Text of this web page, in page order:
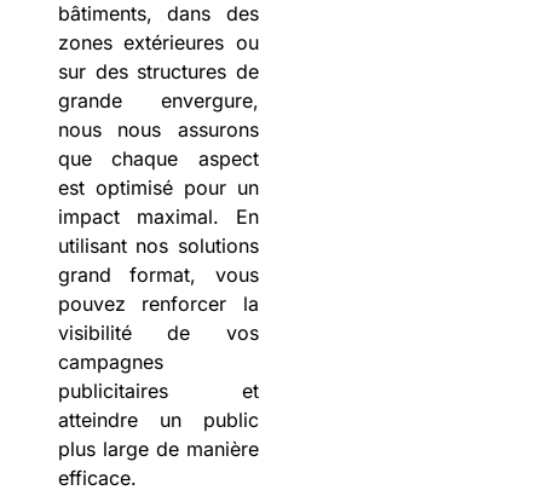
bâtiments, dans des
zones extérieures ou
sur des structures de
grande envergure,
nous nous assurons
que chaque aspect
est optimisé pour un
impact maximal. En
utilisant nos solutions
grand format, vous
pouvez renforcer la
visibilité de vos
campagnes
publicitaires et
atteindre un public
plus large de manière
efficace.